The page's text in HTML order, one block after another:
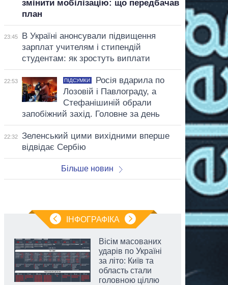
змінити мобілізацію: що передбачав
план
23:45
В Україні анонсували підвищення
зарплат учителям і стипендій
студентам: як зростуть виплати
22:53 ПІДСУМКИ
Росія вдарила по
Лозовій і Павлограду, а
Стефанішиній обрали
запобіжний захід. Головне за день
22:32
Зеленський цими вихідними вперше
відвідає Сербію
Більше новин
ІНФОГРАФІКА
Вісім масованих
ударів по Україні
за літо: Київ та
область стали
головною ціллю